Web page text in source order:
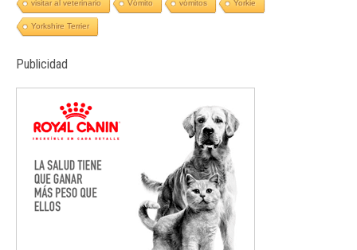
visitar al veterinario Vómito vómitos Yorkie
Yorkshire Terrier
Publicidad